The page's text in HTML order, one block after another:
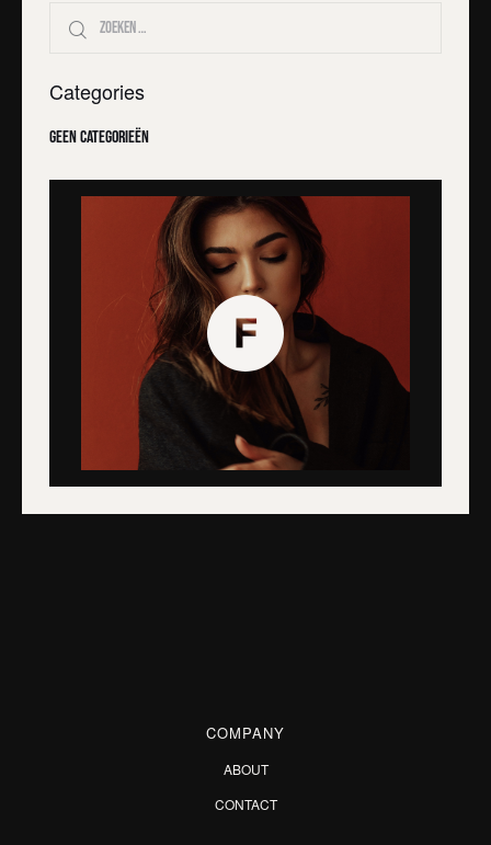
Categories
Geen categorieën
COMPANY
ABOUT
CONTACT